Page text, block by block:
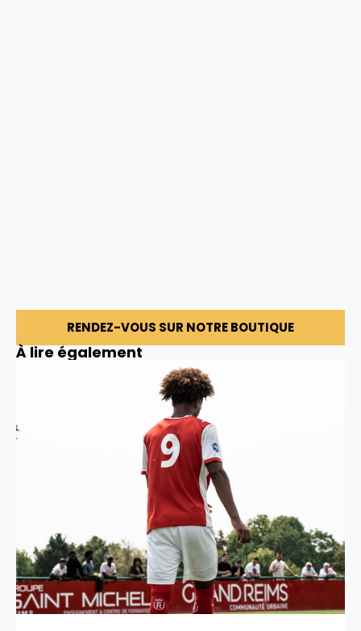
RENDEZ-VOUS SUR NOTRE BOUTIQUE
À lire également